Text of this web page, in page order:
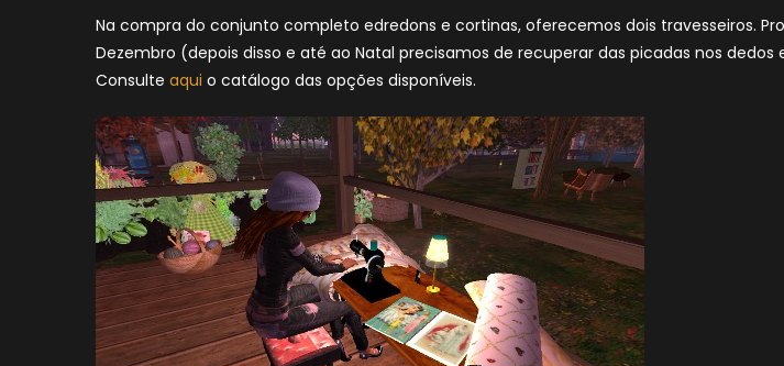
Na compra do conjunto completo edredons e cortinas, oferecemos dois travesseiros.
Dezembro (depois disso e até ao Natal precisamos de recuperar das picadas nos dedos
Consulte aqui o catálogo das opções disponíveis.